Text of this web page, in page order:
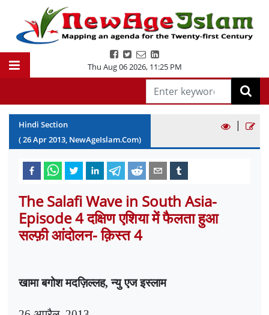
Thu Aug 06 2026, 11:25 PM
Hindi Section
(26Apr2013, NewAgeIslam.Com)
|
The Salafi Wave in South Asia-
Episode 4 दक्षिण एशिया में फैलता हुआ
सल्फ़ी आंदोलन- क़िस्त 4
खामा बगोश मदज़िल्लह,न्यु एज इस्लाम